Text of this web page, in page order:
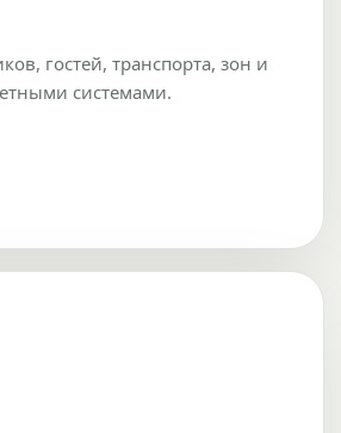
гостей, транспорта, зон и
системами.